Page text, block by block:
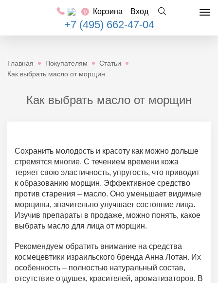
0 Корзина Вход
+7 (495) 662-47-04
Главная Покупателям
Статьи
Как выбрать масло от морщин
Как выбрать масло от морщин
Сохранить молодость и красоту как можно дольше
стремятся многие. С течением времени кожа
теряет свою эластичность, упругость, что приводит
к образованию морщин. Эффективное средство
против старения – масло. Оно уменьшает видимые
морщины, значительно улучшает состояние лица.
Изучив препараты в продаже, можно понять, какое
выбрать масло для лица от морщин.
Рекомендуем обратить внимание на средства
космецевтики израильского бренда Анна Лотан. Их
особенность – полностью натуральный состав,
отсутствие отдушек, красителей, ароматизаторов. В